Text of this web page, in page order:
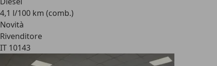
4,1 l/100 km (comb.)
Novità
Rivenditore
IT 10143